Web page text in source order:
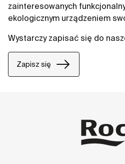
zainteresowanych
ekologicznym urządzeniem
Wystarczy zapisać się do
Zapisz się